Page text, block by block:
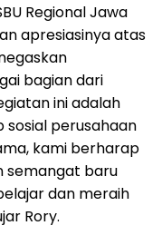
Regional Jawa
apresiasinya atas
bagian dari
ini adalah
sosial perusahaan
kami berharap
semangat baru
dan meraih
Rory.